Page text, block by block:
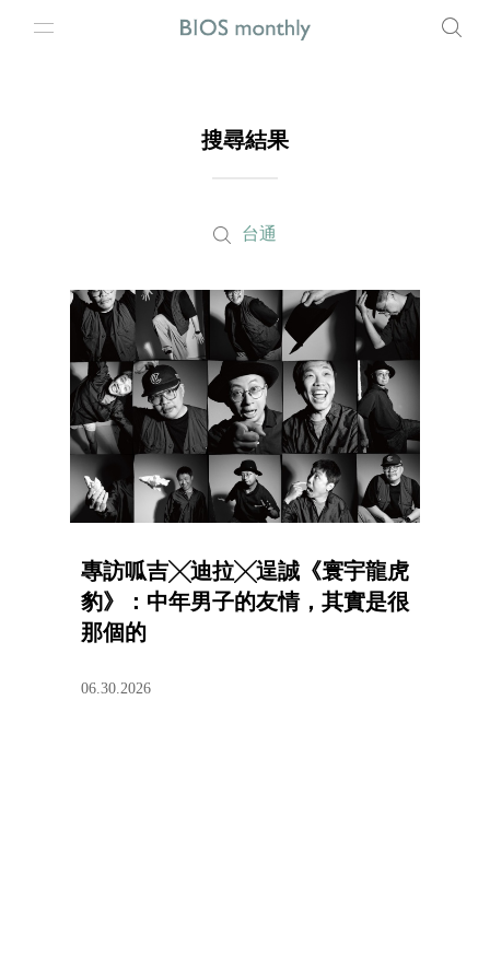
搜尋結果
台通
專訪呱吉╳迪拉╳逞誠《寰宇龍虎
豹》：中年男子的友情，其實是很
那個的
06.30.2026